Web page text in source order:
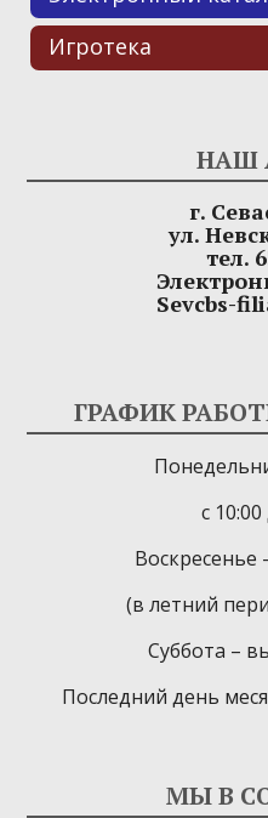
Игротека
НАШ
г.
ул.
тел.
Sevcbs-
ГРАФИК
с
Воскресенье
(в летний
Суббота –
Последний день
МЫ В